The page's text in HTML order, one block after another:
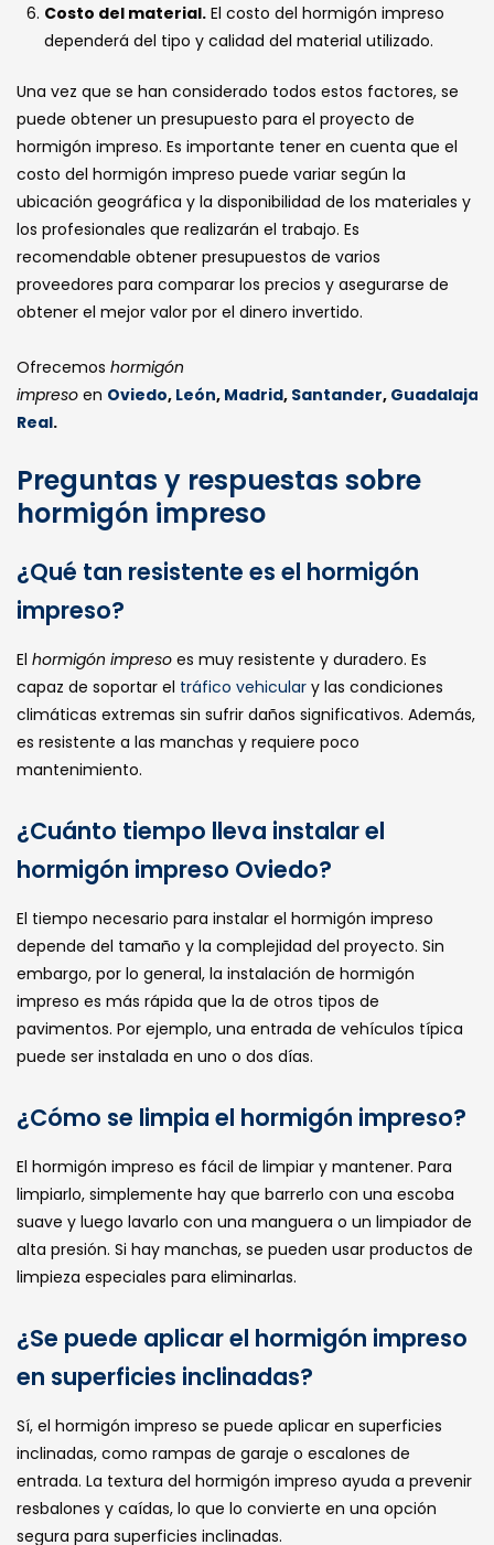
Costo del material. El costo del hormigón impreso
dependerá del tipo y calidad del material utilizado.
Una vez que se han considerado todos estos factores, se
puede obtener un presupuesto para el proyecto de
hormigón impreso. Es importante tener en cuenta que el
costo del hormigón impreso puede variar según la
ubicación geográfica y la disponibilidad de los materiales y
los profesionales que realizarán el trabajo. Es
recomendable obtener presupuestos de varios
proveedores para comparar los precios y asegurarse de
obtener el mejor valor por el dinero invertido.
Ofrecemos hormigón
impreso en Oviedo, León, Madrid, Santander,
Real.
Preguntas y respuestas sobre
hormigón impreso
¿Qué tan resistente es el hormigón
impreso?
El hormigón impreso es muy resistente y duradero. Es
capaz de soportar el tráfico vehicular y las condiciones
climáticas extremas sin sufrir daños significativos. Además,
es resistente a las manchas y requiere poco
mantenimiento.
¿Cuánto tiempo lleva instalar el
hormigón impreso Oviedo?
El tiempo necesario para instalar el hormigón impreso
depende del tamaño y la complejidad del proyecto. Sin
embargo, por lo general, la instalación de hormigón
impreso es más rápida que la de otros tipos de
pavimentos. Por ejemplo, una entrada de vehículos típica
puede ser instalada en uno o dos días.
¿Cómo se limpia el hormigón impreso?
El hormigón impreso es fácil de limpiar y mantener. Para
limpiarlo, simplemente hay que barrerlo con una escoba
suave y luego lavarlo con una manguera o un limpiador de
alta presión. Si hay manchas, se pueden usar productos de
limpieza especiales para eliminarlas.
¿Se puede aplicar el hormigón impreso
en superficies inclinadas?
Sí, el hormigón impreso se puede aplicar en superficies
inclinadas, como rampas de garaje o escalones de
entrada. La textura del hormigón impreso ayuda a prevenir
resbalones y caídas, lo que lo convierte en una opción
segura para superficies inclinadas.